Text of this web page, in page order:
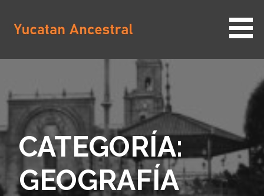
contenido
YUCATAN ANCESTRAL
CATEGORÍA:
GEOGRAFÍA